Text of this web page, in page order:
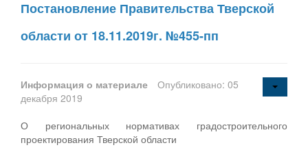
Постановление Правительства Тверской
области от 18.11.2019г. №455-пп
Информация о материале
Опубликовано: 05
декабря 2019
О региональных нормативах градостроительного
проектирования Тверской области